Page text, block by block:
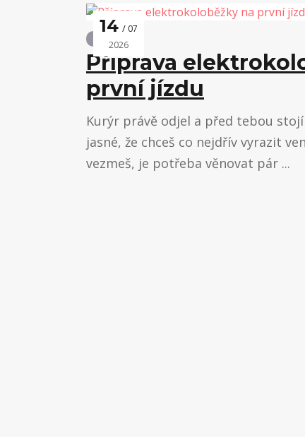
14 07
2026
Novinky
Příprava
první jízdu
Kurýr právě odjel a před tebou
jasné, že chceš co nejdřív vyrazit
vezmeš, je potřeba věnovat pár ...